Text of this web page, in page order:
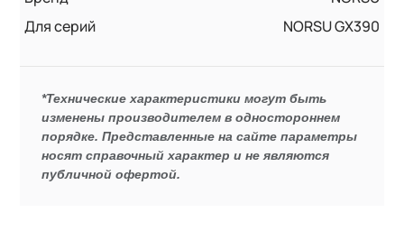
Для серий
NORSU GX390
*Технические характеристики могут быть
изменены производителем в одностороннем
порядке. Представленные на сайте параметры
носят справочный характер и не являются
публичной офертой.